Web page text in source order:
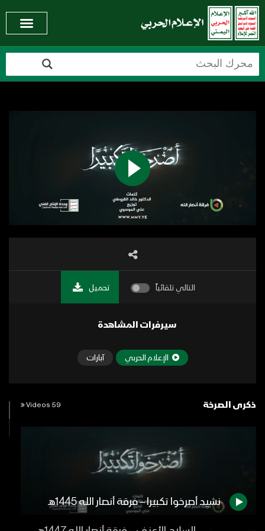
التالي تلقائياً تحميل
سيرفرات المشاهدة
الإعلام الحربي آبارات
ذكرى الصرخة 59 Videos
نشيد أصرخوا تكبيرا – فرقة أنصار الله 1445هـ